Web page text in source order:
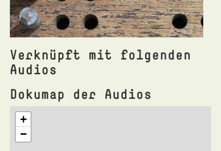
Verknüpft mit folgenden
Audios
Dokumap der Audios